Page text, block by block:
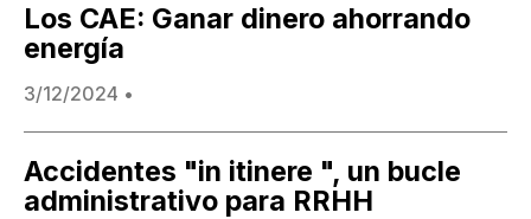
Los CAE: Ganar dinero ahorrando
energía
3/12/2024 •
Accidentes "in itinere ", un bucle
administrativo para RRHH